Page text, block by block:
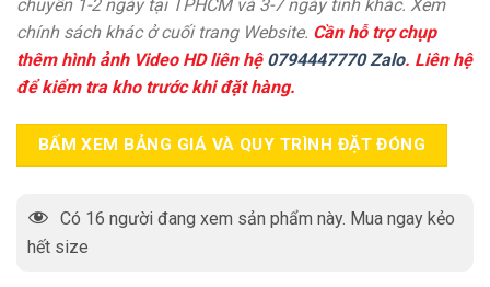
chuyển 1-2 ngày tại TPHCM và 3-7 ngày tỉnh khác. Xem
chính sách khác ở cuối trang Website. Cần hỗ trợ chụp
thêm hình ảnh Video HD liên hệ 0794447770 Zalo. Liên hệ
để kiểm tra kho trước khi đặt hàng.
BẤM XEM BẢNG GIÁ VÀ QUY TRÌNH ĐẶT ĐÓNG
Có 16 người đang xem sản phẩm này. Mua ngay kẻo
hết size